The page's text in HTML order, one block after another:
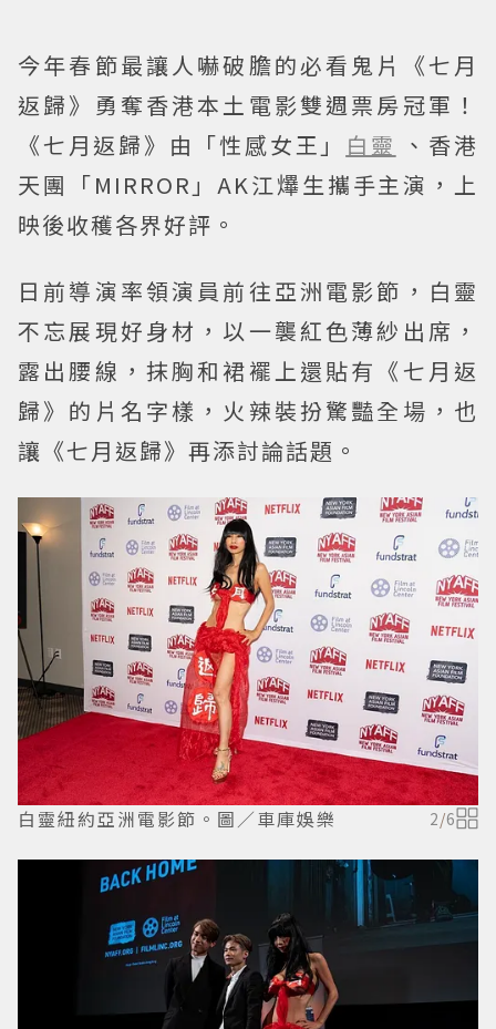
今年春節最讓人嚇破膽的必看鬼片《七月
返歸》勇奪香港本土電影雙週票房冠軍！
《七月返歸》由「性感女王」 白靈 、香港
天團「MIRROR」AK江𤒹生攜手主演，上
映後收穫各界好評。
日前導演率領演員前往亞洲電影節，白靈
不忘展現好身材，以一襲紅色薄紗出席，
露出腰線，抹胸和裙襬上還貼有《七月返
歸》的片名字樣，火辣裝扮驚豔全場，也
讓《七月返歸》再添討論話題。
白靈紐約亞洲電影節。圖／車庫娛樂 2/6